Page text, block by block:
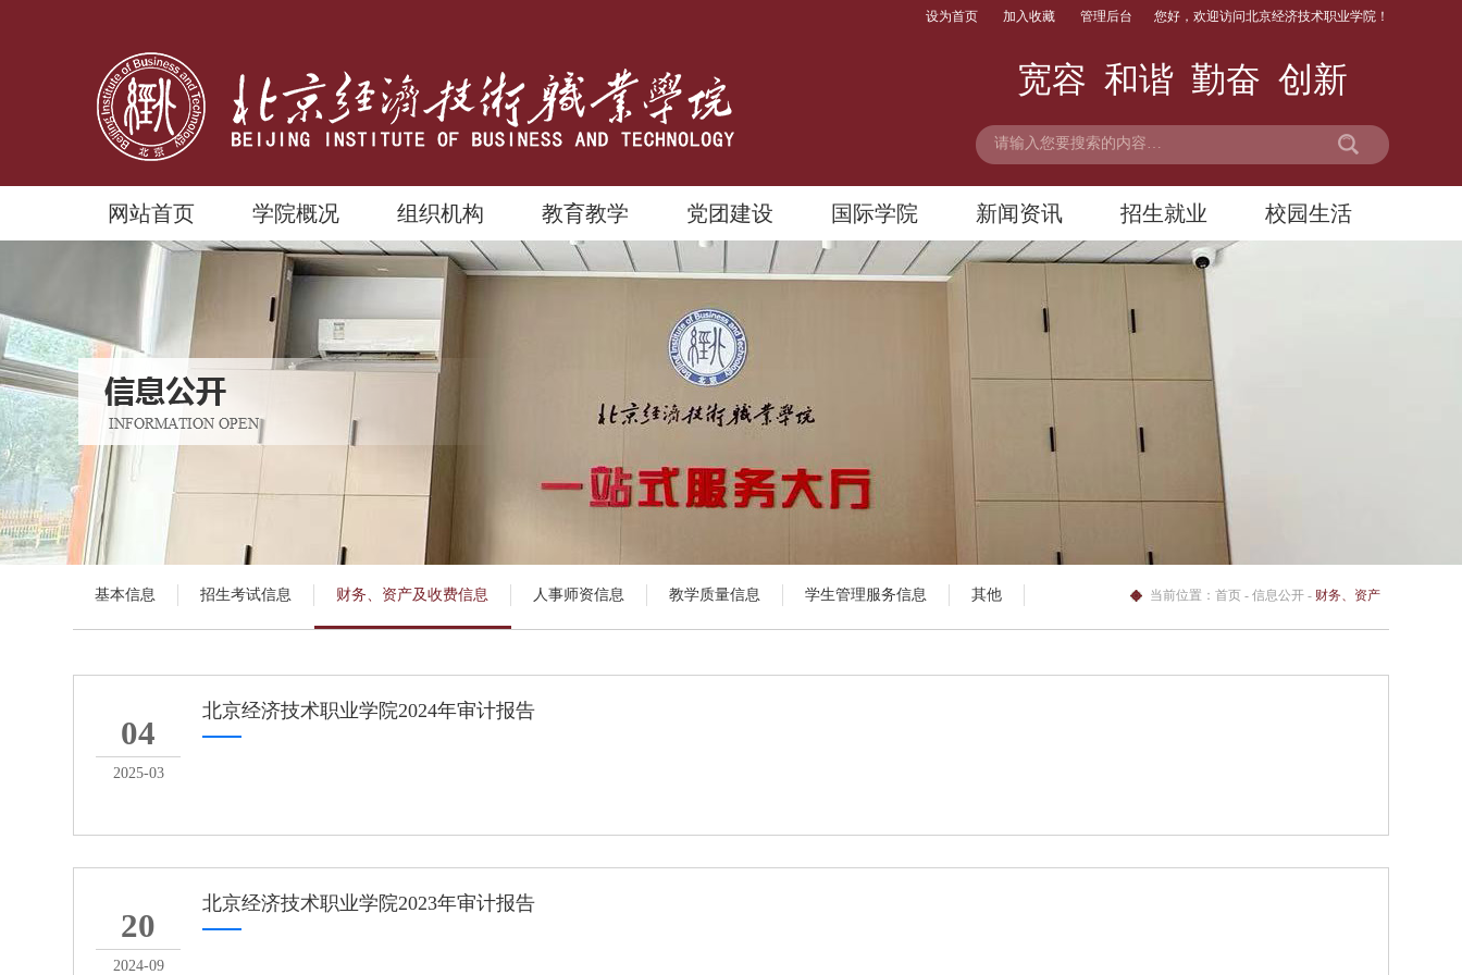
您好，欢迎访问北京经济技术职业学院！
设为首页 加入收藏 管理后台
宽容 和谐 勤奋 创新
网站首页 学院概况 组织机构 教育教学 党团建设 国际学院 新闻资讯 招生就业 校园生活
当前位置： 首页- 信息公开 - 财务、资产
基本信息 招生考试信息 财务、资产及收费信息 人事师资信息 教学质量信息 学生管理服务信息 其他
04
2025-03
北京经济技术职业学院2024年审计报告
20
2024-09
北京经济技术职业学院2023年审计报告